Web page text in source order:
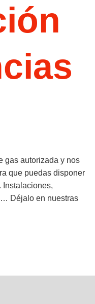
gas autorizada y nos
que puedas disponer
Instalaciones,
Déjalo en nuestras